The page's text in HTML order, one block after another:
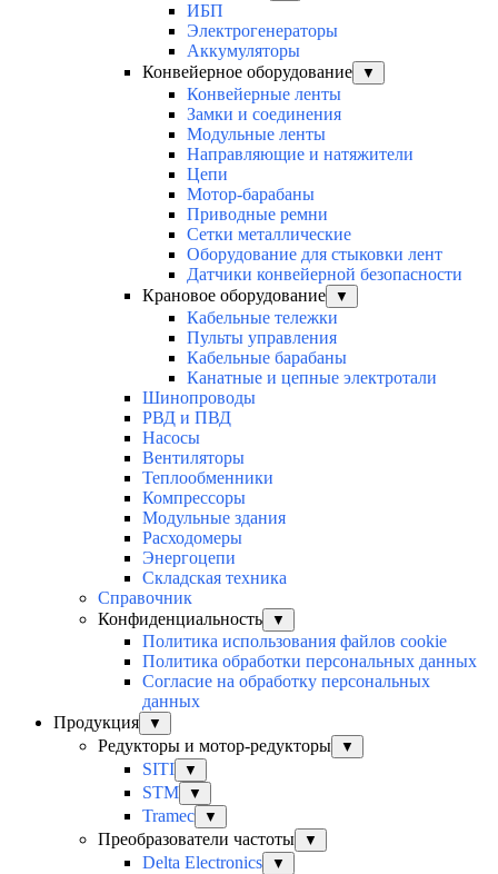
ИБП
Электрогенераторы
Аккумуляторы
Конвейерное оборудование
▼
Конвейерные ленты
Замки и соединения
Модульные ленты
Направляющие и натяжители
Цепи
Мотор-барабаны
Приводные ремни
Сетки металлические
Оборудование для стыковки лент
Датчики конвейерной безопасности
Крановое оборудование
▼
Кабельные тележки
Пульты управления
Кабельные барабаны
Канатные и цепные электротали
Шинопроводы
РВД и ПВД
Насосы
Вентиляторы
Теплообменники
Компрессоры
Модульные здания
Расходомеры
Энергоцепи
Складская техника
Справочник
Конфиденциальность
▼
Политика использования файлов cookie
Политика обработки персональных данных
Согласие на обработку персональных
данных
Продукция
▼
Редукторы и мотор-редукторы ▼
SITI ▼
STM ▼
Tramec ▼
Преобразователи частоты ▼
Delta Electronics ▼